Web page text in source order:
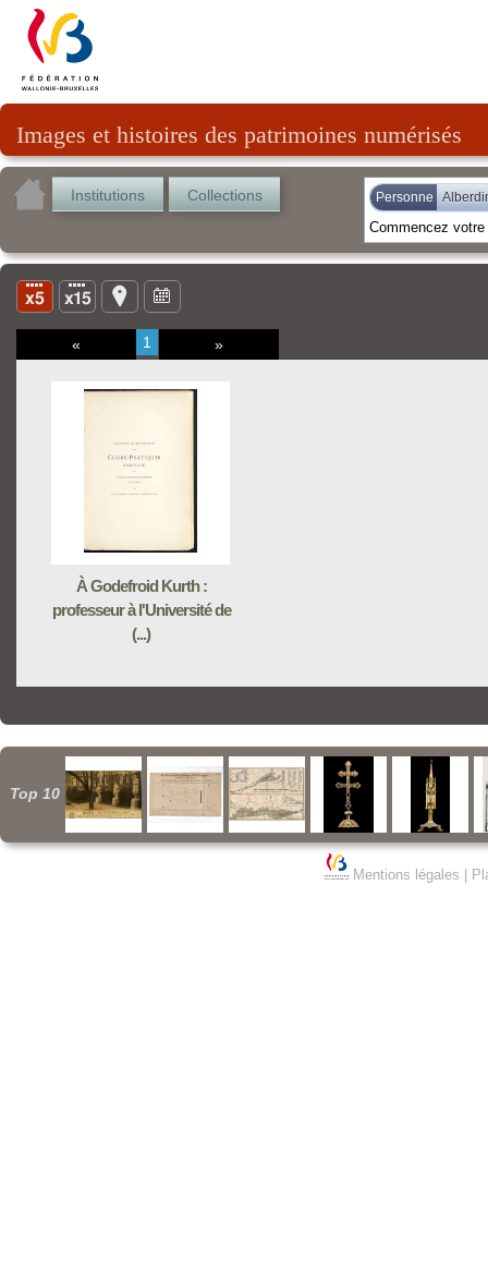
Images et histoires des patrimoines numérisés
Institutions Collections Personne
« 1 »
À Godefroid Kurth :
professeur à l'Université de
(...)
Top 10
Mentions légales